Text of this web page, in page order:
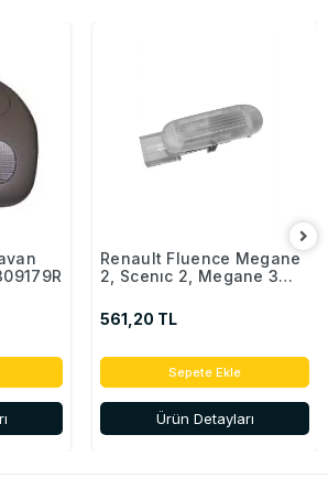
Renault Fluence Megane
2, Scenıc 2, Megane 3
Lambası - 8200120715
561,20 TL
Sepete Ekle
Ürün Detayları